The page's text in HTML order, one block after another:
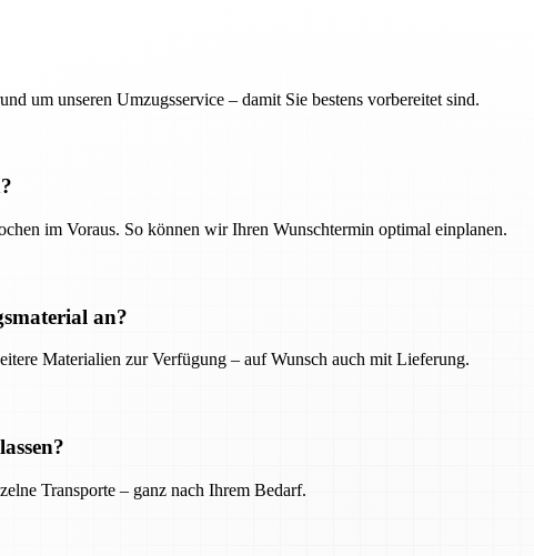
um unseren Umzugsservice – damit Sie bestens vorbereitet sind.
im Voraus. So können wir Ihren Wunschtermin optimal einplanen.
an?
Materialien zur Verfügung – auf Wunsch auch mit Lieferung.
Transporte – ganz nach Ihrem Bedarf.